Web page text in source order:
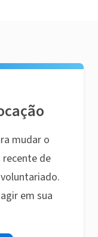
mudar o
de
em sua